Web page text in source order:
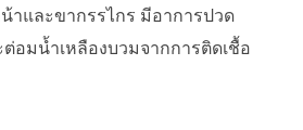
าและขากรรไกร มีอาการปวด
อมน้ำเหลืองบวมจากการติดเชื้อ